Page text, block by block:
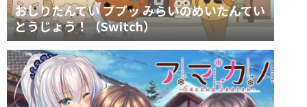
おしりたんてい ププッ みらいのめいたんてい
とうじょう！（Switch）